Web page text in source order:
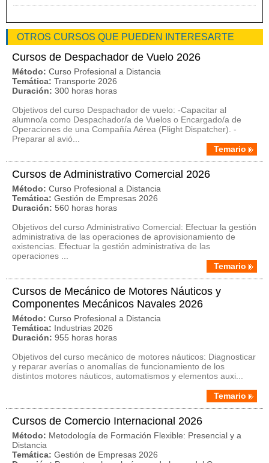
OTROS CURSOS QUE PUEDEN INTERESARTE
Cursos de Despachador de Vuelo 2026
Método: Curso Profesional a Distancia
Temática: Transporte 2026
Duración: 300 horas horas
Objetivos del curso Despachador de vuelo: -Capacitar al
alumno/a como Despachador/a de Vuelos o Encargado/a de
Operaciones de una Compañía Aérea (Flight Dispatcher). -
Preparar al avió...
Temario
Cursos de Administrativo Comercial 2026
Método: Curso Profesional a Distancia
Temática: Gestión de Empresas 2026
Duración: 560 horas horas
Objetivos del curso Administrativo Comercial: Efectuar la gestión
administrativa de las operaciones de aprovisionamiento de
existencias. Efectuar la gestión administrativa de las
operaciones ...
Temario
Cursos de Mecánico de Motores Náuticos y
Componentes Mecánicos Navales 2026
Método: Curso Profesional a Distancia
Temática: Industrias 2026
Duración: 955 horas horas
Objetivos del curso mecánico de motores náuticos: Diagnosticar
y reparar averías o anomalías de funcionamiento de los
distintos motores náuticos, automatismos y elementos auxi...
Temario
Cursos de Comercio Internacional 2026
Método: Metodología de Formación Flexible: Presencial y a
Distancia
Temática: Gestión de Empresas 2026